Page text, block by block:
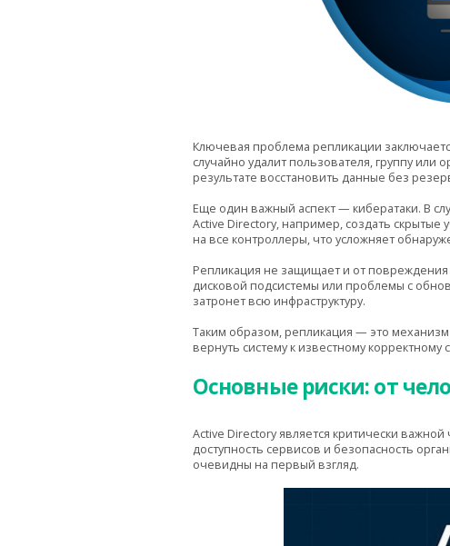
Ключевая проблема репликации
случайно удалит пользователя, группу
результате восстановить данные без
Еще один важный аспект — кибератаки. В
Active Directory, например, создать
на все контроллеры, что усложняет
Репликация не защищает и от повреждения
дисковой подсистемы или проблемы с
затронет всю инфраструктуру.
Таким образом, репликация — это
вернуть систему к известному
Основные риски: от
Active Directory является критически
доступность сервисов и безопасность
очевидны на первый взгляд.